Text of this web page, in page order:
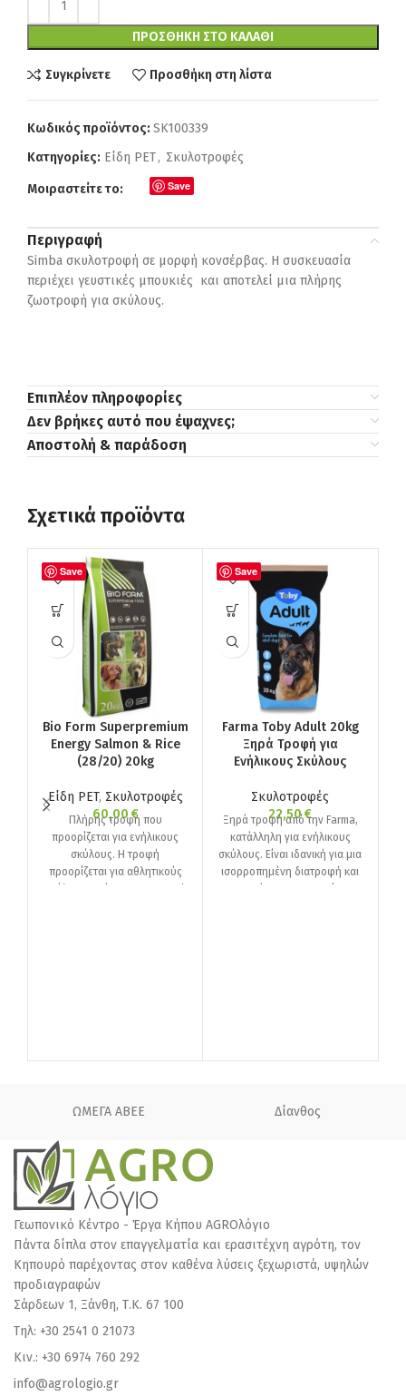
ΠΡΟΣΘΉΚΗ ΣΤΟ ΚΑΛΆΘΙ
Συγκρίνετε Προσθήκη στη λίστα
Κωδικός προϊόντος: SK100339
Κατηγορίες: Είδη PET, Σκυλοτροφές
Μοιραστείτε το: Save
Περιγραφή
Simba σκυλοτροφή σε μορφή κονσέρβας. Η συσκευασία
περιέχει γευστικές μπουκιές και αποτελεί μια πλήρης
ζωοτροφή για σκύλους.
Επιπλέον πληροφορίες
Δεν βρήκες αυτό που έψαχνες;
Αποστολή & παράδοση
Σχετικά προϊόντα
Save
Bio Form Superpremium
Energy Salmon & Rice
(28/20) 20kg
Είδη PET, Σκυλοτροφές
60,00€
Πλήρης τροφή που
προορίζεται για ενήλικους
σκύλους. Η τροφή
προορίζεται για αθλητικούς
Save
Farma Toby Adult 20kg
Ξηρά Τροφή για
Ενήλικους Σκύλους
Σκυλοτροφές
22,50€
Ξηρά τροφή από την Farma,
κατάλληλη για ενήλικους
σκύλους. Είναι ιδανική για μια
ισορροπημένη διατροφή και
ΩΜΕΓΑ ΑΒΕΕ Δίανθος
Γεωπονικό Κέντρο - Έργα Κήπου AGROλόγιο
Πάντα δίπλα στον επαγγελματία και ερασιτέχνη αγρότη, τον
Κηπουρό παρέχοντας στον καθένα λύσεις ξεχωριστά, υψηλών
προδιαγραφών
Σάρδεων 1, Ξάνθη, Τ.Κ. 67 100
Τηλ: +30 2541 0 21073
Κιν.: +30 6974 760 292
info@agrologio.gr